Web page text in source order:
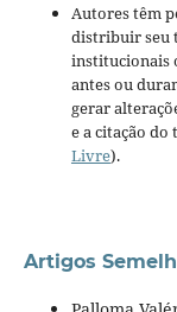
Autores têm
distribuir seu
institucionais
antes ou
gerar
e a citação
Livre).
Artigos